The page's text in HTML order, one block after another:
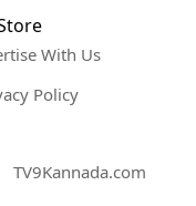
With Us
Policy
TV9Kannada.com